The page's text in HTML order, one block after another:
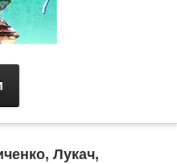
Лукач,